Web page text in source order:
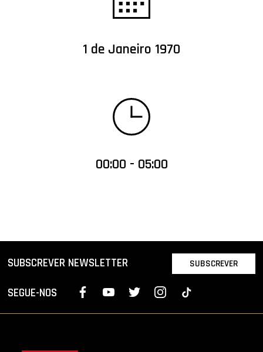
1 de Janeiro 1970
00:00 - 05:00
SUBSCREVER NEWSLETTER SUBSCREVER
SEGUE-NOS